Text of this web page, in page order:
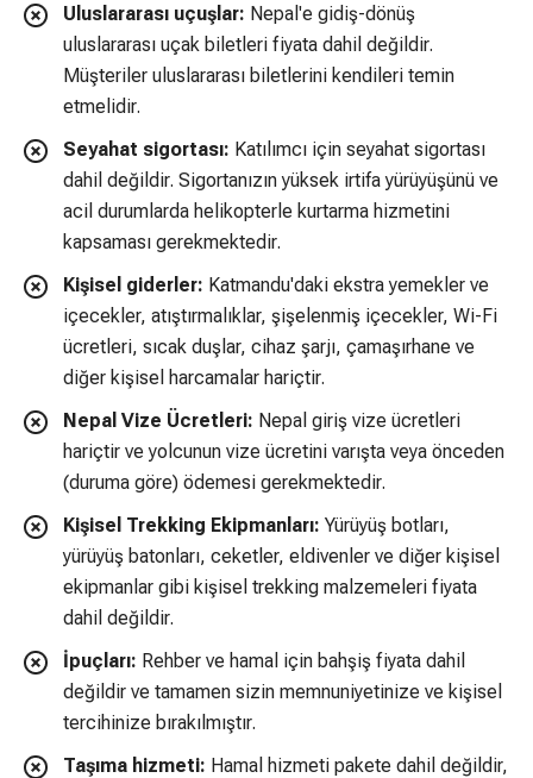
Uluslararası uçuşlar: Nepal'e gidiş-dönüş
uluslararası uçak biletleri fiyata dahil değildir.
Müşteriler uluslararası biletlerini kendileri temin
etmelidir.
Seyahat sigortası: Katılımcı için seyahat sigortası
dahil değildir. Sigortanızın yüksek irtifa yürüyüşünü ve
acil durumlarda helikopterle kurtarma hizmetini
kapsaması gerekmektedir.
Kişisel giderler: Katmandu'daki ekstra yemekler ve
içecekler, atıştırmalıklar, şişelenmiş içecekler, Wi-Fi
ücretleri, sıcak duşlar, cihaz şarjı, çamaşırhane ve
diğer kişisel harcamalar hariçtir.
Nepal Vize Ücretleri: Nepal giriş vize ücretleri
hariçtir ve yolcunun vize ücretini varışta veya önceden
(duruma göre) ödemesi gerekmektedir.
Kişisel Trekking Ekipmanları: Yürüyüş botları,
yürüyüş batonları, ceketler, eldivenler ve diğer kişisel
ekipmanlar gibi kişisel trekking malzemeleri fiyata
dahil değildir.
İpuçları: Rehber ve hamal için bahşiş fiyata dahil
değildir ve tamamen sizin memnuniyetinize ve kişisel
tercihinize bırakılmıştır.
Taşıma hizmeti: Hamal hizmeti pakete dahil değildir,